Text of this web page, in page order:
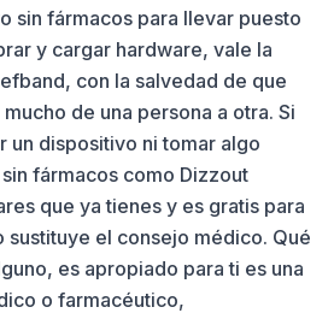
sin fármacos para llevar puesto
y cargar hardware, vale la
con la salvedad de que
de una persona a otra. Si
un dispositivo ni tomar algo
fármacos como Dizzout
que ya tienes y es gratis para
sustituye el consejo médico. Qué
es apropiado para ti es una
o farmacéutico,